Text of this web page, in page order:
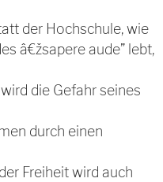
der Hochschule, wie
â€žsapere aude” lebt,
die Gefahr seines
durch einen
Freiheit wird auch